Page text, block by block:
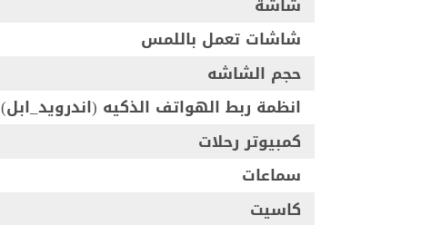
شاشات تعمل باللمس
حجم الشاشه
انظمة ربط الهواتف الذكيه (اندرويد_ابل)
كمبيوتر رحلات
سماعات
كاسيت